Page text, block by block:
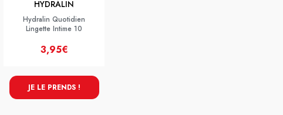
HYDRALIN
Hydralin Quotidien
Lingette Intime 10
3,95€
JE LE PRENDS !